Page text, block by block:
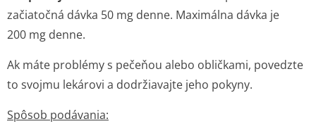
začiatočná dávka 50 mg denne. Maximálna dávka je
200 mg denne.
Ak máte problémy s pečeňou alebo obličkami, povedzte
to svojmu lekárovi a dodržiavajte jeho pokyny.
Spôsob podávania: